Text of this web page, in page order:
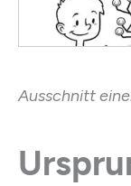
Ausschnitt